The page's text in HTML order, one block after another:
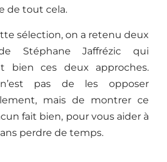
de tout cela.
sélection, on a retenu deux
Stéphane Jaffrézic qui
bien ces deux approches.
n’est pas de les opposer
mais de montrer ce
fait bien, pour vous aider à
perdre de temps.